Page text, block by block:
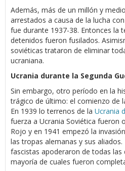
Además, más de un millón y
arrestados a causa de la lucha
fue durante 1937-38. Entonces la
detenidos fueron fusilados.
soviéticas trataron de eliminar
ucraniana.
Ucrania durante la Segunda
Sin embargo, otro período en la
trágico de último: el comienzo de
En 1939 lo terrenos de la Ucrania
fuerza a Ucrania Soviética fueron
Rojo y en 1941 empezó la
las tropas alemanas y sus
fascistas apoderaron de todas las
mayoría de cuales fueron